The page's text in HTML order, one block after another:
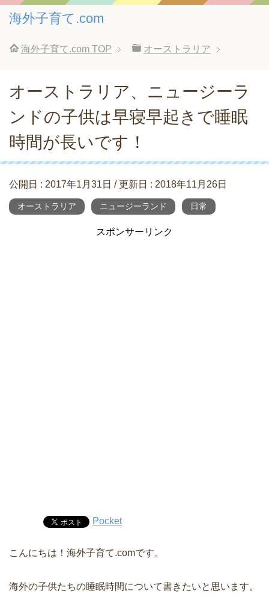
海外子育て.com
海外子育て.com TOP オーストラリア
オーストラリア、ニュージーラ
ンドの子供は早寝早起きで睡眠
時間が長いです！
公開日 : 2017年1月31日 / 更新日 : 2018年11月26日
オーストラリア ニュージーランド 日常
スポンサーリンク
Pocket
こんにちは！海外子育て.comです。
海外の子供たちの睡眠時間について書きたいと思います。